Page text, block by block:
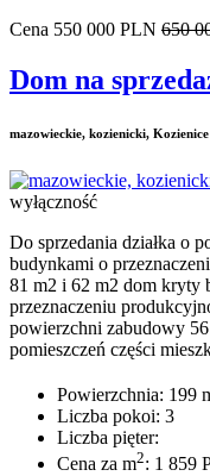
Cena 550 000 PLN 650
Dom na
mazowieckie, kozienicki, Kozienice
wyłączność
Do sprzedania działka o
budynkami o
81 m2 i 62 m2 dom kryty
przeznaczeniu
powierzchni zabudowy
pomieszczeń części
Powierzchnia: 199
Liczba pokoi: 3
Liczba pięter:
Cena za m2: 1 859